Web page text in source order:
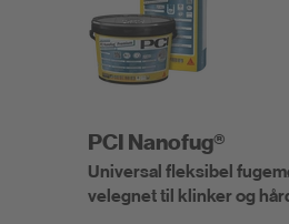
PCI Nanofug®
Universal fleksibel
velegnet til klinker og